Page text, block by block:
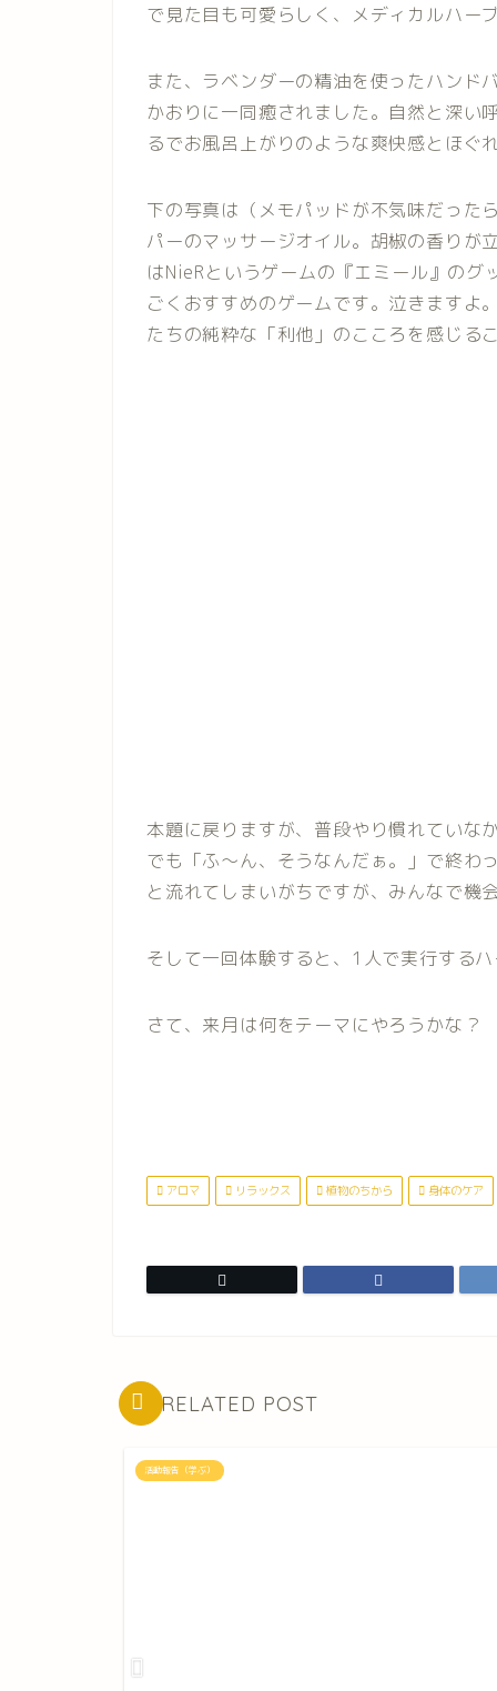
で見た目も可愛らしく、メディカルハー
また、ラベンダーの精油を使ったハンド
かおりに一同癒されました。自然と深い
るでお風呂上がりのような爽快感とほぐ
下の写真は（メモパッドが不気味だった
パーのマッサージオイル。胡椒の香りが
はNieRというゲームの『エミール』の
ごくおすすめのゲームです。泣きますよ
たちの純粋な「利他」のこころを感じる
本題に戻りますが、普段やり慣れていな
でも「ふ〜ん、そうなんだぁ。」で終わ
と流れてしまいがちですが、みんなで機
そして一回体験すると、1人で実行する
さて、来月は何をテーマにやろうかな？
アロマ リラックス 植物のちから 身体のケア
RELATED POST
活動報告（学ぶ）